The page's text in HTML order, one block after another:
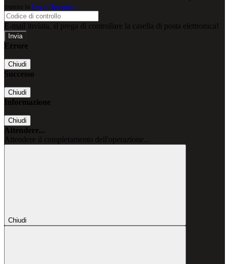
tramite la Login Spaggiari
E-mail inviata, si prega di controllare la casella di posta elettronica!
Errore
Chiudi
Successo
Chiudi
Informazione
Chiudi
Attendere...
Attendere il completamento dell'operazione...
Chiudi